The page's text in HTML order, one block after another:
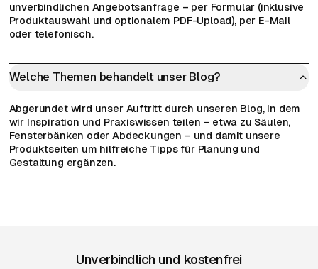
unverbindlichen Angebotsanfrage – per Formular (inklusive
Produktauswahl und optionalem PDF-Upload), per E-Mail
oder telefonisch.
Welche Themen behandelt unser Blog?
Abgerundet wird unser Auftritt durch unseren Blog, in dem
wir Inspiration und Praxiswissen teilen – etwa zu Säulen,
Fensterbänken oder Abdeckungen – und damit unsere
Produktseiten um hilfreiche Tipps für Planung und
Gestaltung ergänzen.
Unverbindlich und kostenfrei